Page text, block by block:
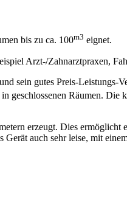
bis zu ca. 100m3 eignet.
Arzt-/Zahnarztpraxen,
sein gutes Preis-Leistungs-
geschlossenen Räumen. Die
erzeugt. Dies ermöglicht
auch sehr leise, mit